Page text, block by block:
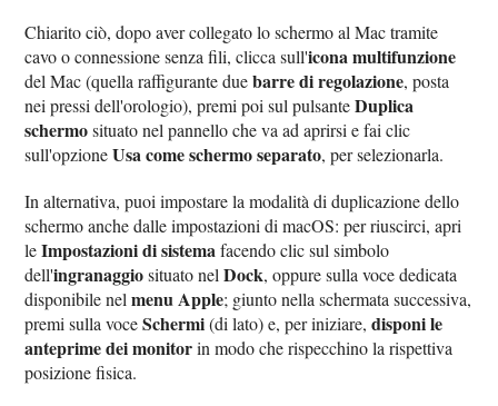
Chiarito ciò, dopo aver collegato lo schermo al Mac tramite
cavo o connessione senza fili, clicca sull'icona multifunzione
del Mac (quella raffigurante duebarre di regolazione, posta
nei pressi dell'orologio), premi poi sul pulsanteDuplica
schermosituato nel pannello che va ad aprirsi e fai clic
sull'opzioneUsa come schermo separato, per selezionarla.
In alternativa, puoi impostare la modalità di duplicazione dello
schermo anche dalle impostazioni di macOS: per riuscirci, apri
leImpostazioni di sistemafacendo clic sul simbolo
dell'ingranaggiosituato nelDock, oppure sulla voce dedicata
disponibile nelmenu Apple; giunto nella schermata successiva,
premi sulla voceSchermi(di lato) e, per iniziare,disponi le
anteprime dei monitorin modo che rispecchino la rispettiva
posizione fisica.